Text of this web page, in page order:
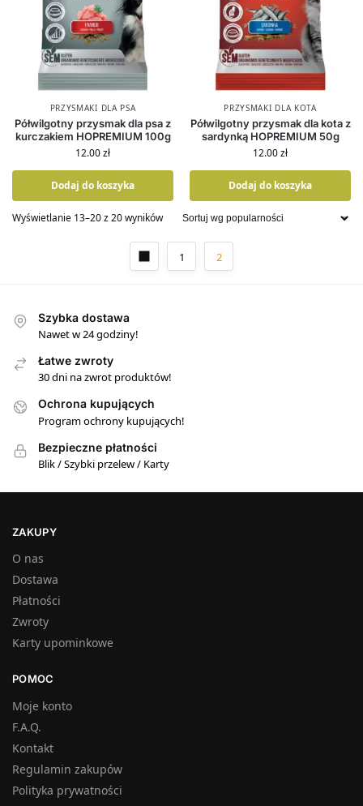
PRZYSMAKI DLA PSA
Półwilgotny przysmak dla psa z
kurczakiem HOPREMIUM 100g
12.00zł
Dodaj do koszyka
PRZYSMAKI DLA KOTA
Półwilgotny przysmak dla kota z
sardynką HOPREMIUM 50g
12.00zł
Dodaj do koszyka
Wyświetlanie 13–20 z 20 wyników
1 2
Szybka dostawa
Nawet w 24 godziny!
Łatwe zwroty
30 dni na zwrot produktów!
Ochrona kupujących
Program ochrony kupujących!
Bezpieczne płatności
Blik / Szybki przelew / Karty
ZAKUPY
O nas
Dostawa
Płatności
Zwroty
Karty upominkowe
POMOC
Moje konto
F.A.Q.
Kontakt
Regulamin zakupów
Polityka prywatności